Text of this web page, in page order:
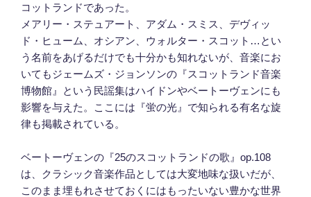
コットランドであった。
メアリー・ステュアート、アダム・スミス、デヴィッ
ド・ヒューム、オシアン、ウォルター・スコット…とい
う名前をあげるだけでも十分かも知れないが、音楽にお
いてもジェームズ・ジョンソンの『スコットランド音楽
博物館』という民謡集はハイドンやベートーヴェンにも
影響を与えた。ここには『蛍の光』で知られる有名な旋
律も掲載されている。
ベートーヴェンの『25のスコットランドの歌』op.108
は、クラシック音楽作品としては大変地味な扱いだが、
このまま埋もれさせておくにはもったいない豊かな世界